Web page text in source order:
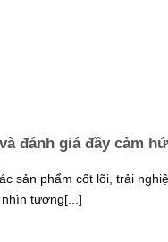
đánh giá đầy cảm
sản phẩm cốt lõi, trải
tương[...]